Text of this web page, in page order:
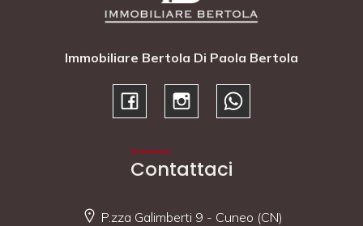
Immobiliare Bertola Di Paola Bertola
Contattaci
P.zza Galimberti 9 - Cuneo (CN)